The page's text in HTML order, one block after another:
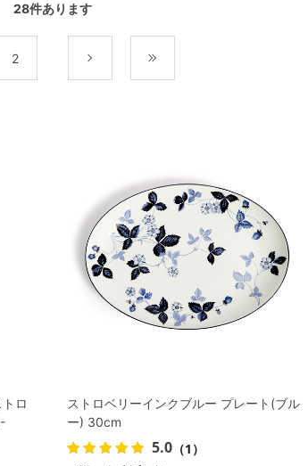
28件あります
2
ロ
ストロベリーインクブルー プレート(ブル
ー) 30cm
5.0 （1）